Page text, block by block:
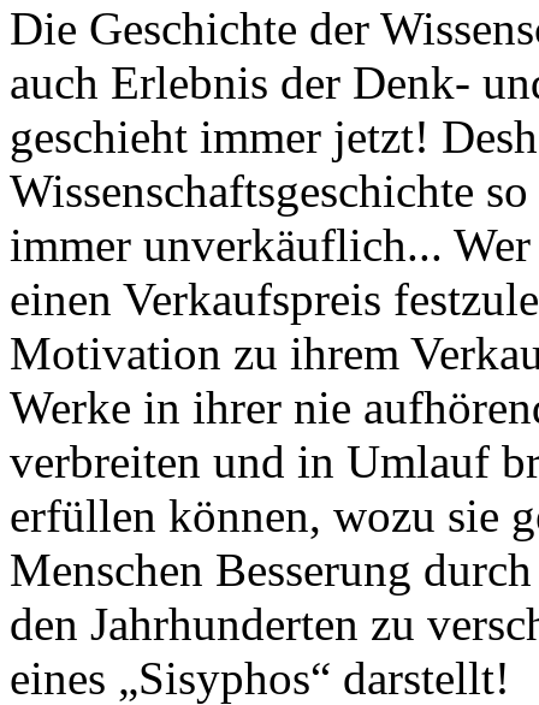
Die Geschichte der
auch Erlebnis der Denk-
geschieht immer jetzt!
Wissenschaftsgeschichte
immer unverkäuflich...
einen Verkaufspreis
Motivation zu ihrem
Werke in ihrer nie
verbreiten und in Umlauf
erfüllen können, wozu sie
Menschen Besserung
den Jahrhunderten zu
eines „Sisyphos“ darstellt!